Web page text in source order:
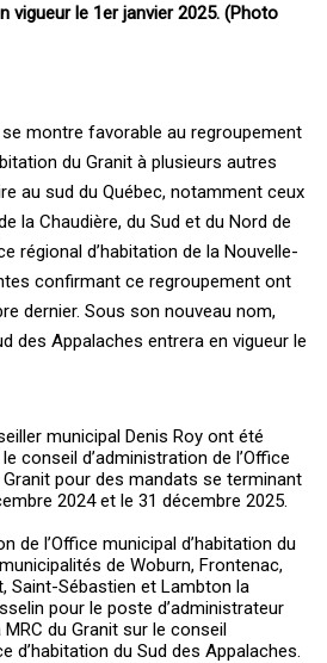
vigueur le 1er janvier 2025. (Photo
montre favorable au regroupement
du Granit à plusieurs autres
au sud du Québec, notamment ceux
la Chaudière, du Sud et du Nord de
régional d’habitation de la Nouvelle-
confirmant ce regroupement ont
dernier. Sous son nouveau nom,
des Appalaches entrera en vigueur le
municipal Denis Roy ont été
conseil d’administration de l’Office
Granit pour des mandats se terminant
2024 et le 31 décembre 2025.
de l’Office municipal d’habitation du
de Woburn, Frontenac,
Saint-Sébastien et Lambton la
pour le poste d’administrateur
du Granit sur le conseil
d’habitation du Sud des Appalaches.